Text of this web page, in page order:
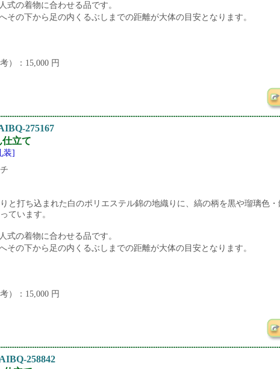
式の着物に合わせる品です。
その下から足の内くるぶしまでの距離が大体の目安となります。
）：15,000 円
275167
立て
装]
と打ち込まれた白のポリエステル錦の地織りに、縞の柄を黒や瑠璃色
ています。
式の着物に合わせる品です。
その下から足の内くるぶしまでの距離が大体の目安となります。
）：15,000 円
AIBQ-258842